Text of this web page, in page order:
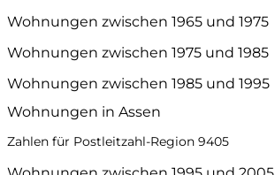
Wohnungen zwischen 1965 und 1975
Wohnungen zwischen 1975 und 1985
Wohnungen zwischen 1985 und 1995
Wohnungen in Assen
Zahlen für Postleitzahl-Region 9405